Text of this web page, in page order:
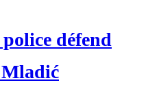
défend
Mladić